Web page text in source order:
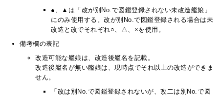
●、▲は「改が別No.で図鑑登録されない未改造艦娘」
にのみ使用する。改が別No.で図鑑登録される場合は未
改造と改でそれぞれ○、△、×を使用。
備考欄の表記
改造可能な艦娘は、改造後艦名を記載。
改造後艦名が無い艦娘は、現時点でそれ以上の改造ができま
せん。
「改は別No.で図鑑登録されないが、改二は別No.で図